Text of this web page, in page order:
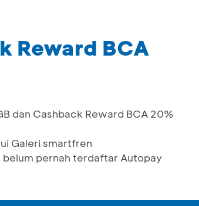
Reward BCA
dan Cashback Reward BCA 20%
Galeri smartfren
pernah terdaftar Autopay